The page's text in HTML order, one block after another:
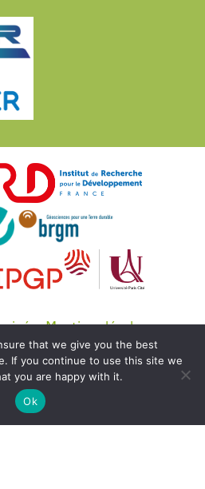
Mentions légales
2020 -SEDOO (Service de
OMP)
that we give you the best
If you continue to use this site we
you are happy with it.
Ok